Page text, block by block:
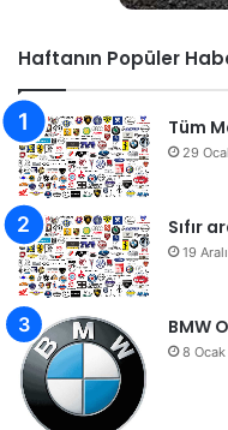
Haftanın Popüler
Tüm
29
Sıfır
19
BMW
8